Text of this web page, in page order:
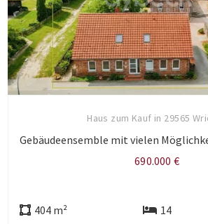
Haus zum Kauf in 29565
690.000 €
404 m² 14